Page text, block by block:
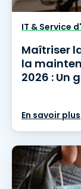
IT & Service
Maîtriser
la
2026 : Un
En savoir plus